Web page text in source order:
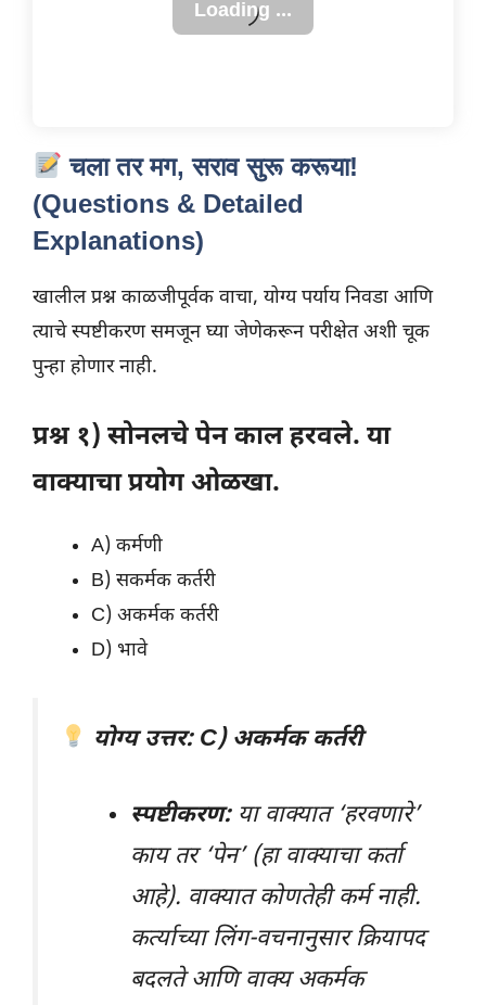
चला तर मग, सराव सुरू करूया!
(Questions & Detailed
Explanations)
खालील प्रश्न काळजीपूर्वक वाचा, योग्य पर्याय निवडा आणि
त्याचे स्पष्टीकरण समजून घ्या जेणेकरून परीक्षेत अशी चूक
पुन्हा होणार नाही.
प्रश्न १) सोनलचे पेन काल हरवले. या
वाक्याचा प्रयोग ओळखा.
A) कर्मणी
B) सकर्मक कर्तरी
C) अकर्मक कर्तरी
D) भावे
योग्य उत्तर: C) अकर्मक कर्तरी
स्पष्टीकरण:या वाक्यात ‘हरवणारे’
काय तर ‘पेन’ (हा वाक्याचा कर्ता
आहे). वाक्यात कोणतेही कर्म नाही.
कर्त्याच्या लिंग-वचनानुसार क्रियापद
बदलते आणि वाक्य अकर्मक